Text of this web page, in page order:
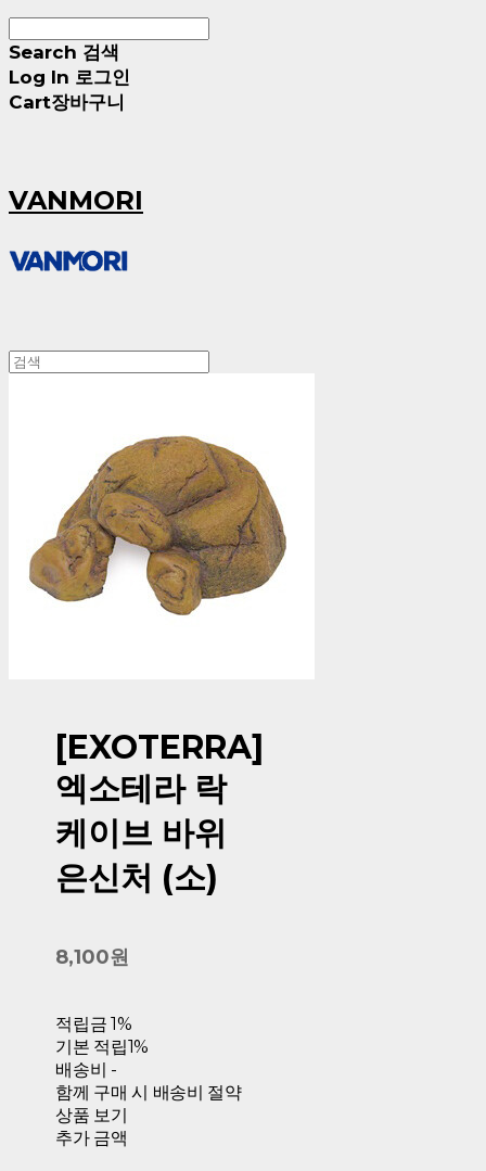
Search 검색
Log In 로그인
Cart장바구니
VANMORI
[EXOTERRA]
엑소테라 락
케이브 바위
은신처 (소)
8,100원
적립금 1%
기본 적립1%
배송비 -
함께 구매 시 배송비 절약
상품 보기
추가 금액